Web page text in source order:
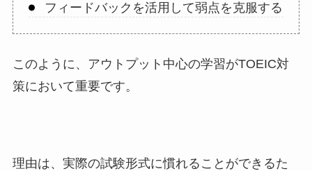
フィードバックを活用して弱点を克服する
このように、アウトプット中心の学習がTOEIC対
策において重要です。
理由は、実際の試験形式に慣れることができるた